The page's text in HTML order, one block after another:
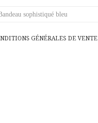
sophistiqué bleu
GÉNÉRALES DE VENTE